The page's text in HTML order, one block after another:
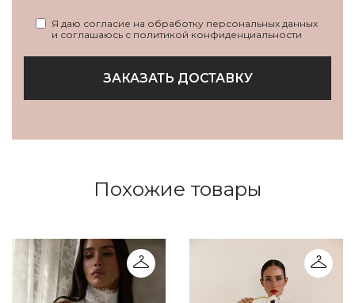
Я даю согласие на обработку персональных данных
и соглашаюсь с политикой конфиденциальности
ЗАКАЗАТЬ ДОСТАВКУ
Похожие товары